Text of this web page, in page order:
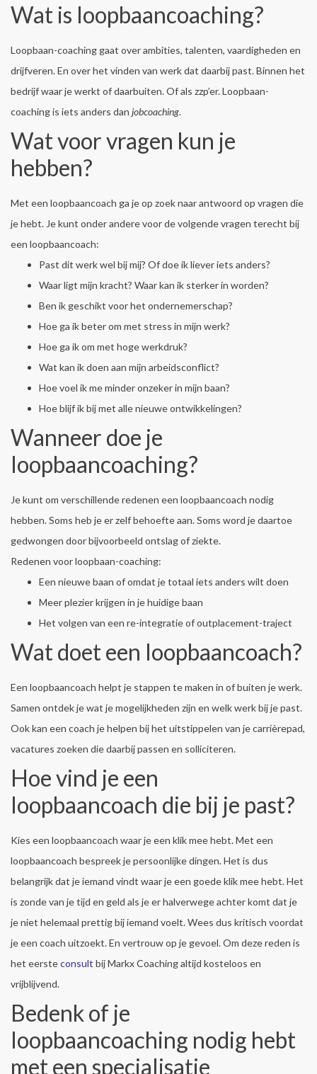
Wat is loopbaancoaching?
Loopbaan-coaching gaat over ambities, talenten, vaardigheden en
drijfveren. En over het vinden van werk dat daarbij past. Binnen het
bedrijf waar je werkt of daarbuiten. Of als zzp’er. Loopbaan-
coaching is iets anders dan jobcoaching.
Wat voor vragen kun je
hebben?
Met een loopbaancoach ga je op zoek naar antwoord op vragen die
je hebt. Je kunt onder andere voor de volgende vragen terecht bij
een loopbaancoach:
Past dit werk wel bij mij? Of doe ik liever iets anders?
Waar ligt mijn kracht? Waar kan ik sterker in worden?
Ben ik geschikt voor het ondernemerschap?
Hoe ga ik beter om met stress in mijn werk?
Hoe ga ik om met hoge werkdruk?
Wat kan ik doen aan mijn arbeidsconflict?
Hoe voel ik me minder onzeker in mijn baan?
Hoe blijf ik bij met alle nieuwe ontwikkelingen?
Wanneer doe je
loopbaancoaching?
Je kunt om verschillende redenen een loopbaancoach nodig
hebben. Soms heb je er zelf behoefte aan. Soms word je daartoe
gedwongen door bijvoorbeeld ontslag of ziekte.
Redenen voor loopbaan-coaching:
Een nieuwe baan of omdat je totaal iets anders wilt doen
Meer plezier krijgen in je huidige baan
Het volgen van een re-integratie of outplacement-traject
Wat doet een loopbaancoach?
Een loopbaancoach helpt je stappen te maken in of buiten je werk.
Samen ontdek je wat je mogelijkheden zijn en welk werk bij je past.
Ook kan een coach je helpen bij het uitstippelen van je carrièrepad,
vacatures zoeken die daarbij passen en solliciteren.
Hoe vind je een
loopbaancoach die bij je past?
Kies een loopbaancoach waar je een klik mee hebt. Met een
loopbaancoach bespreek je persoonlijke dingen. Het is dus
belangrijk dat je iemand vindt waar je een goede klik mee hebt. Het
is zonde van je tijd en geld als je er halverwege achter komt dat je
je niet helemaal prettig bij iemand voelt. Wees dus kritisch voordat
je een coach uitzoekt. En vertrouw op je gevoel. Om deze reden is
het eersteconsult bij Markx Coaching altijd kosteloos en
vrijblijvend.
Bedenk of je
loopbaancoaching nodig hebt
met een specialisatie